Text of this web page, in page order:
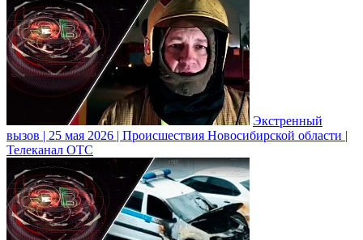
Экстренный
вызов | 25 мая 2026 | Происшествия Новосибирской области |
Телеканал ОТС